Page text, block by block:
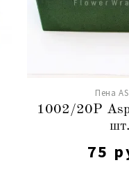
Пена
1002/20Р
шт.
75